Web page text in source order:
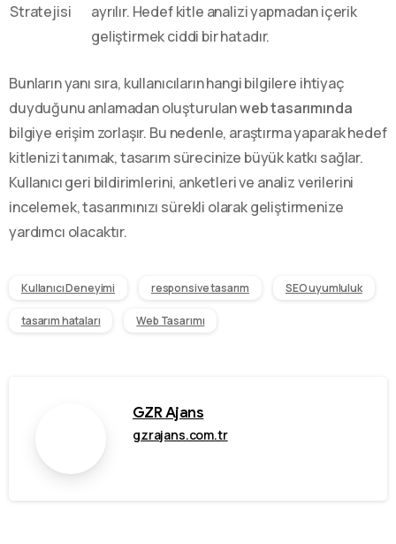
Stratejisi
ayrılır. Hedef kitle analizi yapmadan içerik
geliştirmek ciddi bir hatadır.
Bunların yanı sıra, kullanıcıların hangi bilgilere ihtiyaç
duyduğunu anlamadan oluşturulanweb tasarımında
bilgiye erişim zorlaşır. Bu nedenle, araştırma yaparak hedef
kitlenizi tanımak, tasarım sürecinize büyük katkı sağlar.
Kullanıcı geri bildirimlerini, anketleri ve analiz verilerini
incelemek, tasarımınızı sürekli olarak geliştirmenize
yardımcı olacaktır.
Kullanıcı Deneyimi responsive tasarım SEO uyumluluk
tasarım hataları Web Tasarımı
GZR Ajans
gzrajans.com.tr